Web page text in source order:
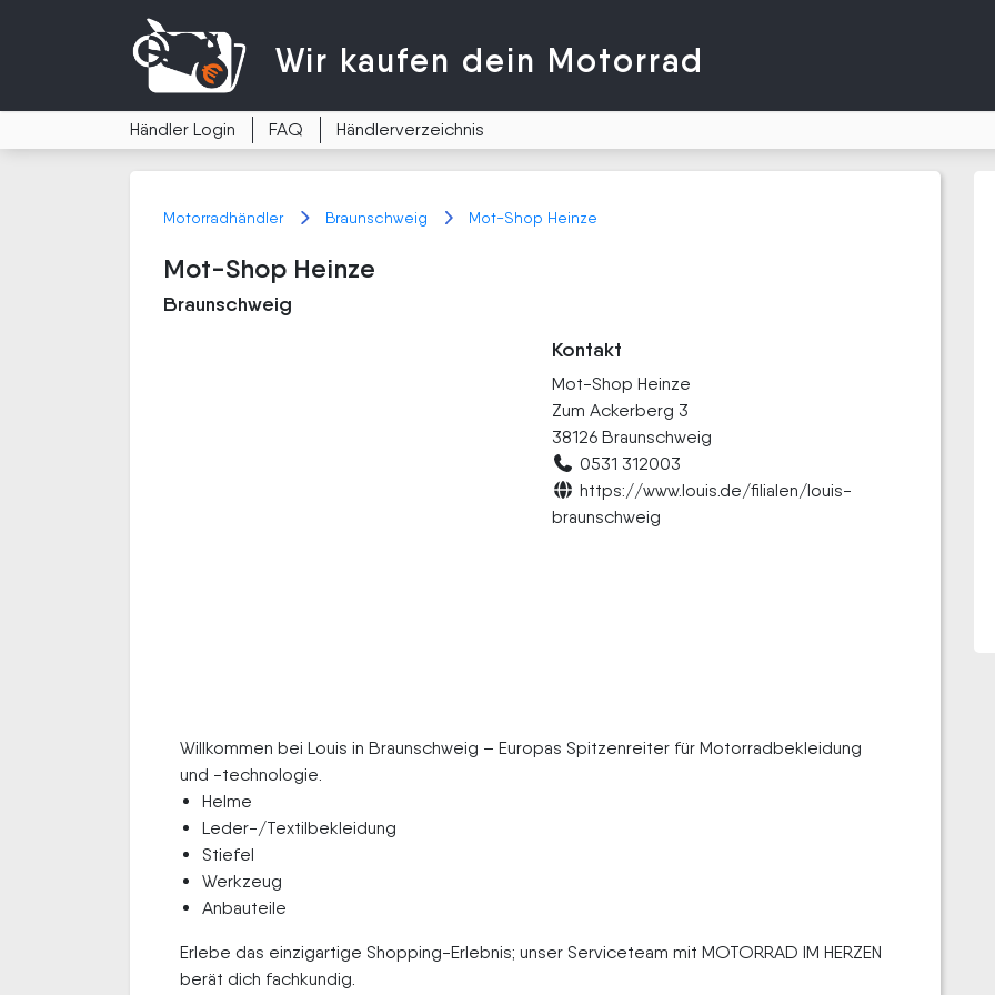
Wir kaufen dein Motorrad
Händler Login FAQ Händlerverzeichnis
Motorradhändler Braunschweig Mot-Shop Heinze
Mot-Shop Heinze
Braunschweig
Kontakt
Mot-Shop Heinze
Zum Ackerberg 3
38126 Braunschweig
0531 312003
https://www.louis.de/filialen/louis-
braunschweig
Willkommen bei Louis in Braunschweig – Europas Spitzenreiter für Motorradbekleidung
und -technologie.
Helme
Leder-/Textilbekleidung
Stiefel
Werkzeug
Anbauteile
Erlebe das einzigartige Shopping-Erlebnis; unser Serviceteam mit MOTORRAD IM HERZEN
berät dich fachkundig.